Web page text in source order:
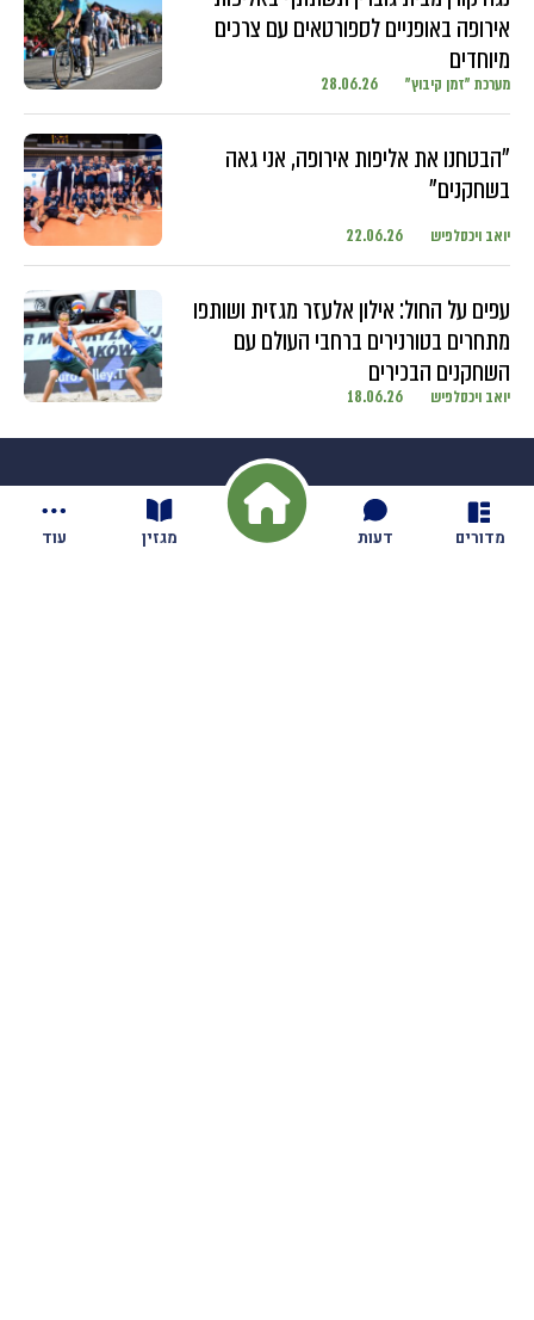
מדורים דעות מגזין עוד
אירופה באופניים לספורטאים עם צרכים
מיוחדים
מערכת "זמן קיבוץ" 28.06.26
"הבטחנו את אליפות אירופה, אני גאה
בשחקנים"
יואב ויכסלפיש 22.06.26
עפים על החול: אילון אלעזר מגזית ושותפו
מתחרים בטורנירים ברחבי העולם עם
השחקנים הבכירים
יואב ויכסלפיש 18.06.26